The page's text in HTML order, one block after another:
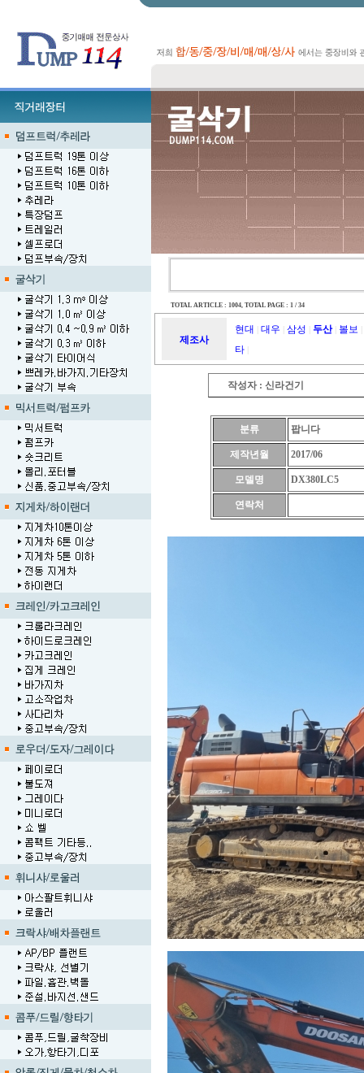
TOTAL ARTICLE : 1004, TOTAL PAGE : 1 / 34
제조사
현대 대우 삼성 두산 볼보
타
작성자 : 신라건기
분류 팝니다
제작년월 2017/06
모델명 DX380LC5
연락처